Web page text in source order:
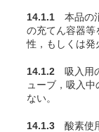
14.1.1 本品の
の充てん容器等
性，もしくは発
14.1.2 吸入用
ューブ，吸入
ない。
14.1.3 酸素使